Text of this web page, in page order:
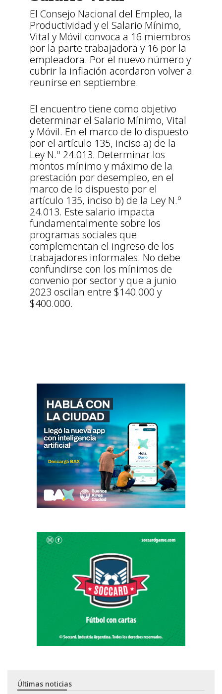
El Consejo Nacional del Empleo, la
Productividad y el Salario Mínimo,
Vital y Móvil convoca a 16 miembros
por la parte trabajadora y 16 por la
empleadora. Por el nuevo número y
cubrir la inflación acordaron volver a
reunirse en septiembre.
El encuentro tiene como objetivo
determinar el Salario Mínimo, Vital
y Móvil. En el marco de lo dispuesto
por el artículo 135, inciso a) de la
Ley N.º 24.013. Determinar los
montos mínimo y máximo de la
prestación por desempleo, en el
marco de lo dispuesto por el
artículo 135, inciso b) de la Ley N.º
24.013. Este salario impacta
fundamentalmente sobre los
programas sociales que
complementan el ingreso de los
trabajadores informales. No debe
confundirse con los mínimos de
convenio por sector y que a junio
2023 oscilan entre $140.000 y
$400.000.
Últimas noticias